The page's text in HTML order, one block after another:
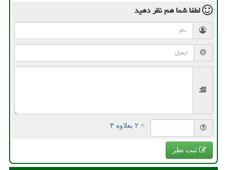
لطفا شما همنظر دهید
= ۲ بعلاوه ۳
ثبت نظر